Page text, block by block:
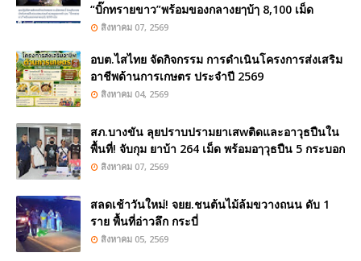
“บิ๊กทรายขาว”พร้อมของกลางยๅบ้ๅ 8,100 เม็ด
สิงหาคม 07, 2569
อบต.ไสไทย จัดกิจกรรม การดำเนินโครงการส่งเสริม
อาชีพด้านการเกษตร ประจำปี 2569
สิงหาคม 04, 2569
สภ.บางขัน ลุยปราบปรามยาเสwติดและอาวุธปืนใน
พื้นที่! จับกุม ยาบ้า 264 เม็ด พร้อมอๅวุธปืน 5 กระบอก
สิงหาคม 07, 2569
สลดเช้าวันใหม่! จยย.ชนต้นไม้ล้มขวางถนน ดับ 1
ราย พื้นที่อ่าวลึก กระบี่
สิงหาคม 05, 2569